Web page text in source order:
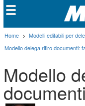
Home > Modelli editabili per
Modello delega ritiro documenti:
Modello